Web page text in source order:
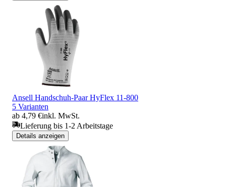
Ansell Handschuh-Paar HyFlex 11-800
5 Varianten
ab 4,79 €inkl. MwSt.
Lieferung bis 1-2 Arbeitstage
Details anzeigen